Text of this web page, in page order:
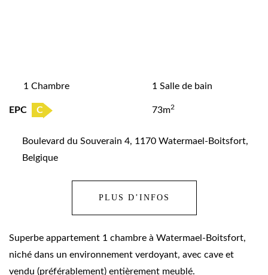
Superbe appartement 1 chambre à Watermael-Boitsfort,
niché dans un environnement verdoyant, avec cave et
vendu (préférablement) entièrement meublé.
1 Chambre 1 Salle de bain
EPC C 73m2
Boulevard du Souverain 4, 1170 Watermael-Boitsfort,
Belgique
PLUS D’INFOS